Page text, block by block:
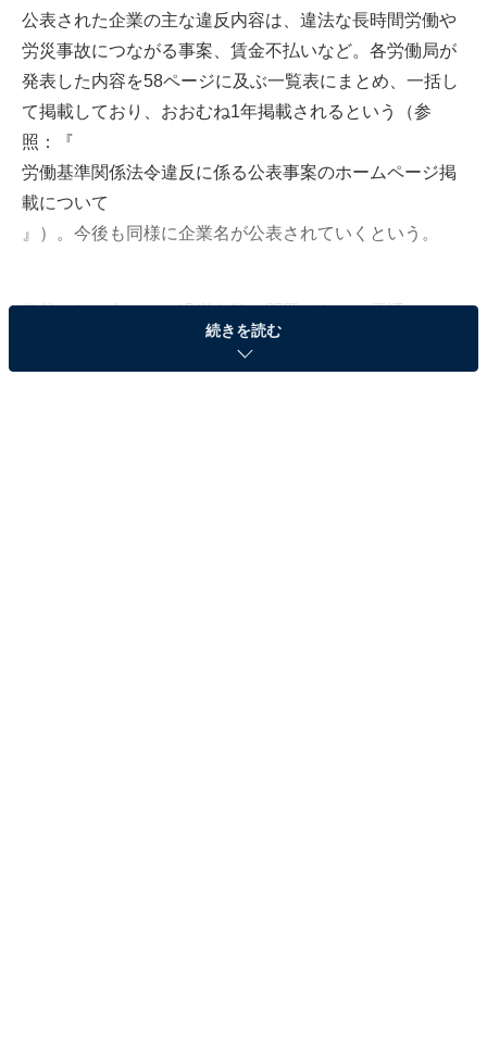
公表された企業の主な違反内容は、違法な長時間労働や
労災事故につながる事案、賃金不払いなど。各労働局が
発表した内容を58ページに及ぶ一覧表にまとめ、一括し
て掲載しており、おおむね1年掲載されるという（参
照：『
労働基準関係法令違反に係る公表事案のホームページ掲
載について
』）。今後も同様に企業名が公表されていくという。
掲載された中には、過労自殺の問題があった電通や
三菱電機・情報技術総合研究所、
パナソニックの関連工場の名前もある。工事現場などで
続きを読む